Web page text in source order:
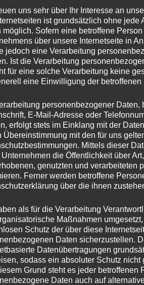
abgelegt werden und die Ihr Browser
Cookies sind so genannte
automatisch gelöscht. Andere Cookies
Sie diese löschen. Diese Cookies
wiederzuerkennen.
dass Sie über das Setzen von
erlauben, die Annahme von
sowie das automatische Löschen der
Bei der Deaktivierung von Cookies
sein.
angebotenen Newsletter beziehen
sowie Informationen, welche uns die
angegebenen E-Mail-Adresse sind
sind. Weitere Daten werden
für den Versand der
an Dritte weiter.
uns sehr über Ihr Interesse an
ist grundsätzlich ohne jede
möglich. Sofern eine betroffene
über unsere Internetseite in
jedoch eine Verarbeitung
Ist die Verarbeitung
für eine solche Verarbeitung keine
eine Einwilligung der betroffenen
personenbezogener
E-Mail-Adresse oder
erfolgt stets im Einklang mit der
Übereinstimmung mit den für uns
Mittels dieser
Unternehmen die Öffentlichkeit über
genutzten und verarbeiteten
Ferner werden betroffene
über die ihnen
als für die Verarbeitung
Maßnahmen
Schutz der über diese
Daten sicherzustellen.
Datenübertragungen
sodass ein absoluter Schutz nicht
Grund steht es jeder betroffenen
Daten auch auf